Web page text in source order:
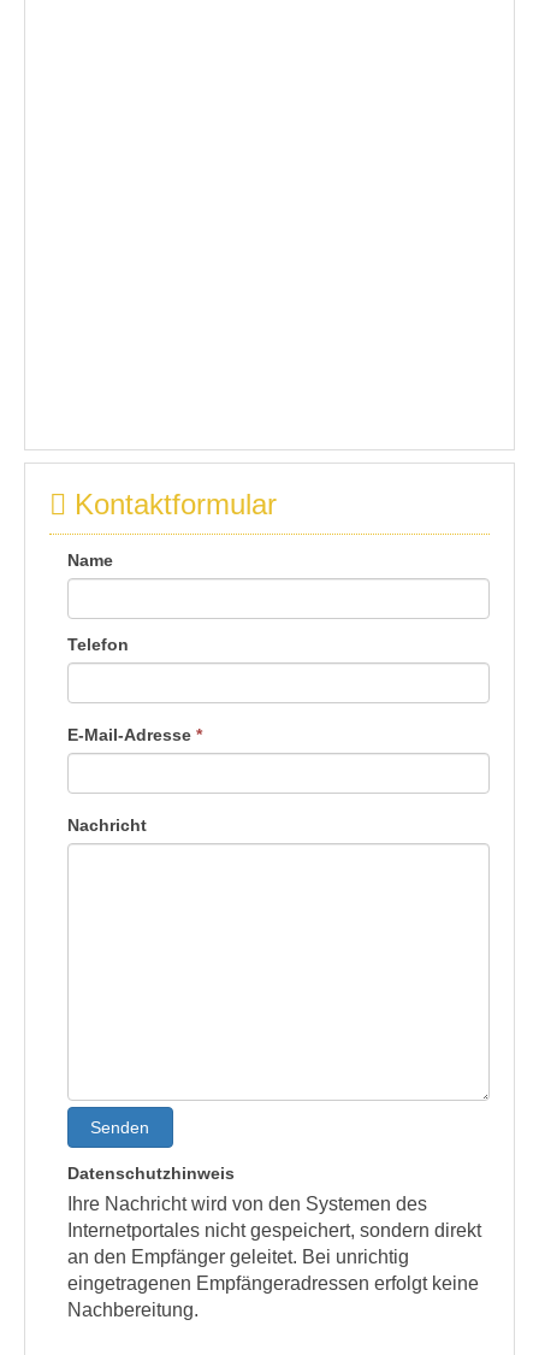
Kontaktformular
Name
Telefon
E-Mail-Adresse *
Nachricht
Senden
Datenschutzhinweis
Ihre Nachricht wird von den Systemen des
Internetportales nicht gespeichert, sondern direkt
an den Empfänger geleitet. Bei unrichtig
eingetragenen Empfängeradressen erfolgt keine
Nachbereitung.